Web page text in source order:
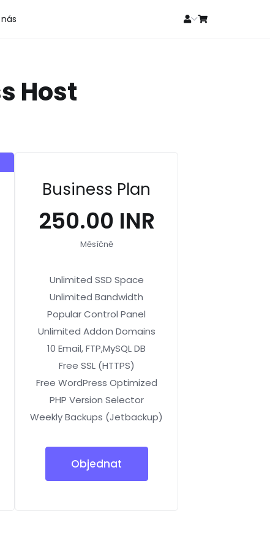
Host
Business Plan
₹250.00 INR
Měsíčně
Unlimited SSD Space
Unlimited Bandwidth
Popular Control Panel
Unlimited Addon Domains
10 Email, FTP,MySQL DB
Free SSL (HTTPS)
Free WordPress Optimized
PHP Version Selector
Weekly Backups (Jetbackup)
Objednat